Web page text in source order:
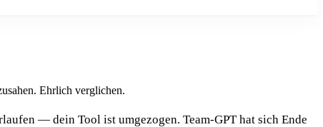
Ehrlich verglichen.
— dein Tool ist umgezogen. Team-GPT hat sich Ende